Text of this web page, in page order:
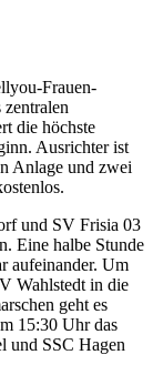
Frauen-
die höchste
Ausrichter ist
Anlage und zwei
und SV Frisia 03
Eine halbe Stunde
aufeinander. Um
Wahlstedt in die
geht es
15:30 Uhr das
und SSC Hagen